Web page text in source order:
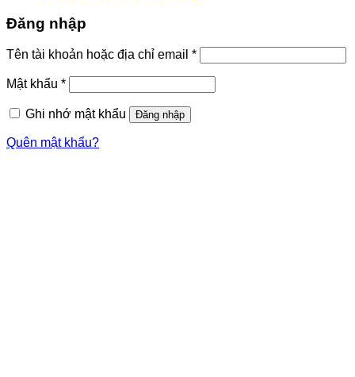
Đăng nhập
Tên tài khoản hoặc địa chỉ email *
Mật khẩu *
Ghi nhớ mật khẩu Đăng nhập
Quên mật khẩu?